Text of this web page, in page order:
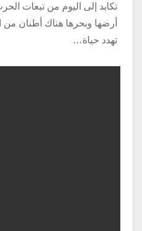
تكابد إلى اليوم من تبعات
أرضها وبحرها هناك أطنان من
تهدد حياة…